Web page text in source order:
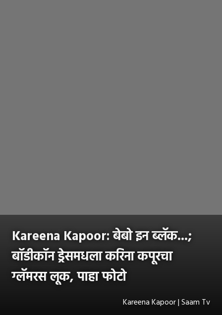
Kareena Kapoor: बेबो इन ब्लॅक...;
बॉडीकॉन ड्रेसमधला करिना कपूरचा
ग्लॅमरस लूक, पाहा फोटो
Kareena Kapoor | Saam Tv